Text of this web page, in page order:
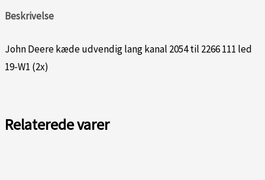
Beskrivelse
John Deere kæde udvendig lang kanal 2054 til 2266 111 led
19-W1 (2x)
Relaterede varer